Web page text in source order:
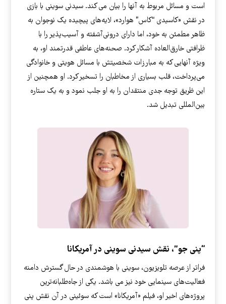
است و مسائل مربوط به آنها را بیان می کند. سیدنی سوینی با بازی
در نقش «کاسیدی “کاس” هوارد»، لایه‌های پیچیده یک نوجوان به
ظاهر مطمئن به خود، اما دارای درونی‌آشفته و آسیب‌پذیر را با
ظرافتی خارق‌العاده آشکار کرد. صحنه‌های عاطفی قدرتمند او، به
ویژه آنهایی که به مبارزات شخصیتش با مسائل هویتی و خانوادگی
می‌پرداخت، قلب بسیاری از مخاطبان را تسخیر کرد. او همچنین از
این ظریق توجه جدی منتقدان را به او جلب نمود و به یک ستاره
بین‌المللی تبدیل شد.
“پنی جو”، نقش سیدنی سوینی در آمریکانا
فراتر از عرصه تلویزیون، سوینی با هوشمندی در حال گسترش دامنه
فعالیت‌های سینمایی خود نیز می باشد. یکی از جاه‌طلبانه‌ترین
پروژه‌های اخیر او، فیلم «آمریکانا» است که سوئینی در آن نقش پنی